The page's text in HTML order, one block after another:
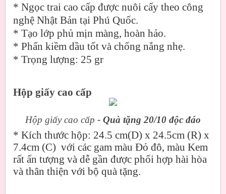
* Ngọc trai cao cấp được nuôi cấy theo công
nghệ Nhật Bản tại Phú Quốc.
* Tạo lớp phủ mịn màng, hoàn hảo.
* Phấn kiềm dầu tốt và chống nắng nhẹ.
* Trọng lượng: 25 gr
Hộp giấy cao cấp
Hộp giấy cao cấp - Quà tặng 20/10 độc đáo
* Kích thước hộp: 24.5 cm(D) x 24.5cm (R) x
7.4cm (C) với các gam màu Đỏ đô, màu Kem
rất ấn tượng và dễ gần được phối hợp hài hòa
và thân thiện với bộ quà tặng.